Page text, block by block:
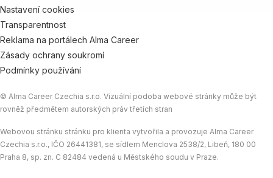
Nastavení cookies
Transparentnost
Reklama na portálech Alma Career
Zásady ochrany soukromí
Podmínky používání
© Alma Career Czechia s.r.o. Vizuální podoba webové stránky může být
rovněž předmětem autorských práv třetích stran
Webovou stránku stránku pro klienta vytvořila a provozuje Alma Career
Czechia s.r.o., IČO 26441381, se sídlem Menclova 2538/2, Libeň, 180 00
Praha 8, sp. zn. C 82484 vedená u Městského soudu v Praze.